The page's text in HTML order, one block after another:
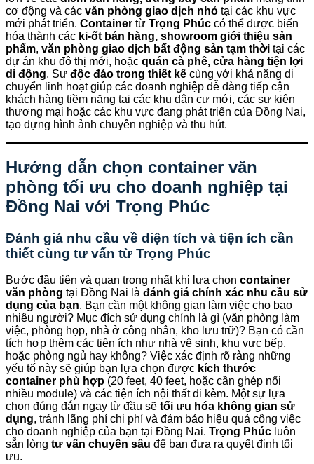
cơ động và các văn phòng giao dịch nhỏ tại các khu vực
mới phát triển. Container từ Trọng Phúc có thể được biến
hóa thành các ki-ốt bán hàng, showroom giới thiệu sản
phẩm, văn phòng giao dịch bất động sản tạm thời tại các
dự án khu đô thị mới, hoặc quán cà phê, cửa hàng tiện lợi
di động. Sự độc đáo trong thiết kế cùng với khả năng di
chuyển linh hoạt giúp các doanh nghiệp dễ dàng tiếp cận
khách hàng tiềm năng tại các khu dân cư mới, các sự kiện
thương mại hoặc các khu vực đang phát triển của Đồng Nai,
tạo dựng hình ảnh chuyên nghiệp và thu hút.
Hướng dẫn chọn container văn
phòng tối ưu cho doanh nghiệp tại
Đồng Nai với Trọng Phúc
Đánh giá nhu cầu về diện tích và tiện ích cần
thiết cùng tư vấn từ Trọng Phúc
Bước đầu tiên và quan trọng nhất khi lựa chọn container
văn phòng tại Đồng Nai là đánh giá chính xác nhu cầu sử
dụng của bạn. Bạn cần một không gian làm việc cho bao
nhiêu người? Mục đích sử dụng chính là gì (văn phòng làm
việc, phòng họp, nhà ở công nhân, kho lưu trữ)? Bạn có cần
tích hợp thêm các tiện ích như nhà vệ sinh, khu vực bếp,
hoặc phòng ngủ hay không? Việc xác định rõ ràng những
yếu tố này sẽ giúp bạn lựa chọn được kích thước
container phù hợp (20 feet, 40 feet, hoặc cần ghép nối
nhiều module) và các tiện ích nội thất đi kèm. Một sự lựa
chọn đúng đắn ngay từ đầu sẽ tối ưu hóa không gian sử
dụng, tránh lãng phí chi phí và đảm bảo hiệu quả công việc
cho doanh nghiệp của bạn tại Đồng Nai. Trọng Phúc luôn
sẵn lòng tư vấn chuyên sâu để bạn đưa ra quyết định tối
ưu.